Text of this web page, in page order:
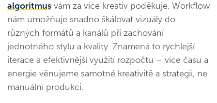
algoritmus vám za více kreativ poděkuje. Workflow
nám umožňuje snadno škálovat vizuály do
různých formátů a kanálů při zachování
jednotného stylu a kvality. Znamená to rychlejší
iterace a efektivnější využití rozpočtu – více času a
energie věnujeme samotné kreativitě a strategii, ne
manuální produkci.